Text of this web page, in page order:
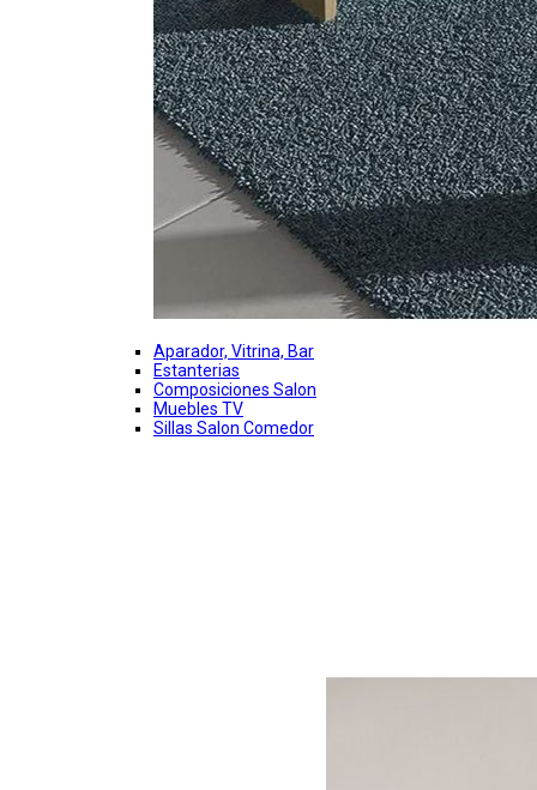
Aparador, Vitrina, Bar
Estanterias
Composiciones Salon
Muebles TV
Sillas Salon Comedor